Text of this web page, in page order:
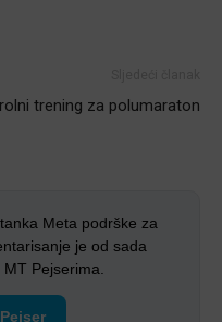
trening za polumaraton
Meta podrške za
je od sada
Pejserima.